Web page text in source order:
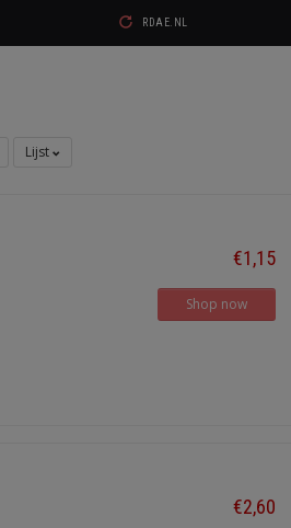
RDAE.NL
Lijst
€1,15
Shop now
€2,60